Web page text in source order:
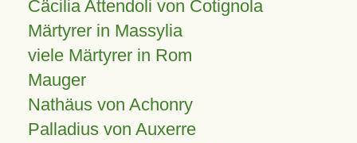
Cäcilia Attendoli von Cotignola
Märtyrer in Massylia
viele Märtyrer in Rom
Mauger
Nathäus von Achonry
Palladius von Auxerre